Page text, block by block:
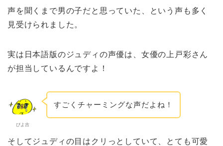
声を聞くまで男の子だと思っていた、という声も多く
見受けられました。
実は日本語版のジュディの声優は、女優の上戸彩さん
が担当しているんですよ！
ぴよ吉
すごくチャーミングな声だよね！
そしてジュディの目はクリっとしていて、とても可愛